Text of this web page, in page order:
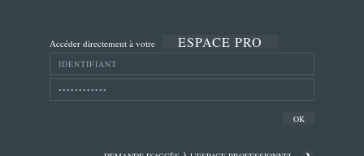
Accéder directement à votre ESPACE PRO